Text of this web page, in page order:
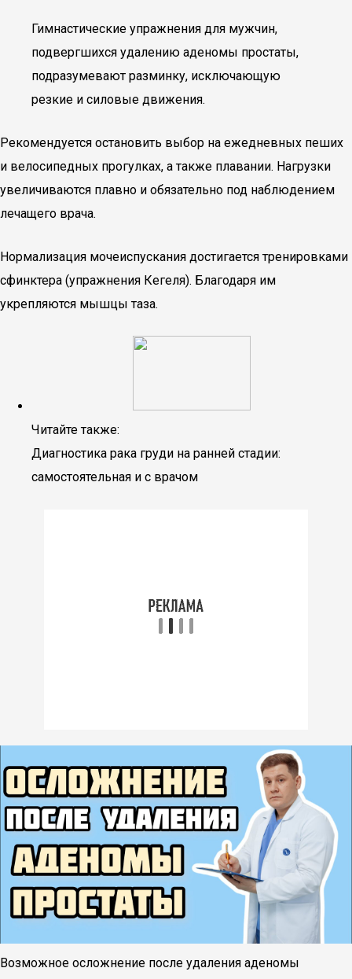
Гимнастические упражнения для мужчин,
подвергшихся удалению аденомы простаты,
подразумевают разминку, исключающую
резкие и силовые движения.
Рекомендуется остановить выбор на ежедневных пеших
и велосипедных прогулках, а также плавании. Нагрузки
увеличиваются плавно и обязательно под наблюдением
лечащего врача.
Нормализация мочеиспускания достигается тренировками
сфинктера (упражнения Кегеля). Благодаря им
укрепляются мышцы таза.
Читайте также:
Диагностика рака груди на ранней стадии:
самостоятельная и с врачом
Возможное осложнение после удаления аденомы